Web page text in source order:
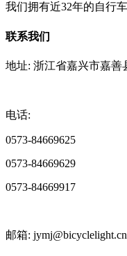
我们拥有近32年的自行
联系我们
地址: 浙江省嘉兴市嘉善
电话:
0573-84669625
0573-84669629
0573-84669917
邮箱: jymj@bicyclelight.cn